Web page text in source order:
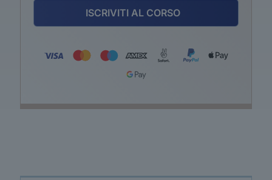
ISCRIVITI AL CORSO